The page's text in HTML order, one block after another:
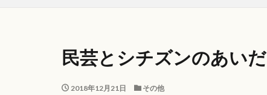
民芸とシチズンのあいだ
2018年12月21日 その他